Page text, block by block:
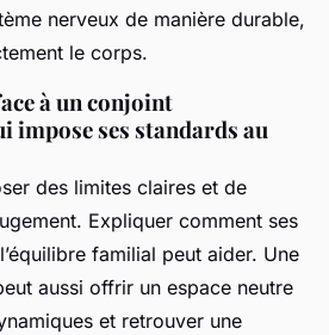
nerveux de manière durable,
le corps.
à un conjoint
impose ses standards au
des limites claires et de
Expliquer comment ses
familial peut aider. Une
aussi offrir un espace neutre
et retrouver une